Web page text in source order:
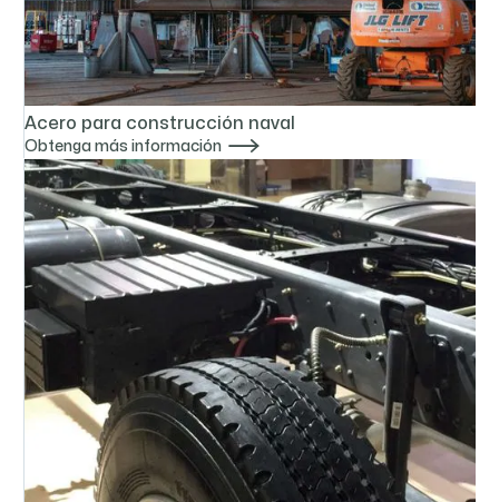
Acero para construcción naval
Obtenga más información 